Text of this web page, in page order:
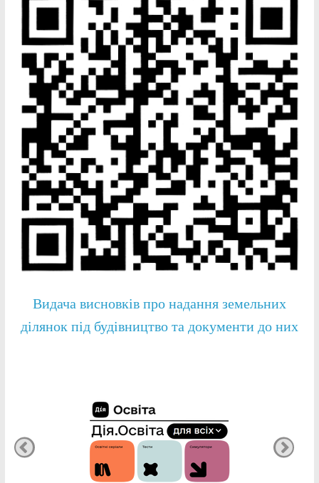
Видача висновків про надання земельних
ділянок під будівництво та документи до них